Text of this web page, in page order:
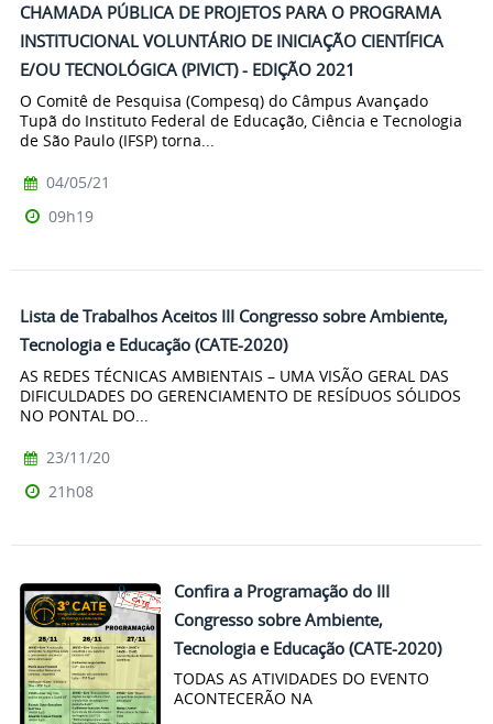
CHAMADA PÚBLICA DE PROJETOS PARA O PROGRAMA
INSTITUCIONAL VOLUNTÁRIO DE INICIAÇÃO CIENTÍFICA
E/OU TECNOLÓGICA (PIVICT) - EDIÇÃO 2021
O Comitê de Pesquisa (Compesq) do Câmpus Avançado
Tupã do Instituto Federal de Educação, Ciência e Tecnologia
de São Paulo (IFSP) torna...
04/05/21
09h19
Lista de Trabalhos Aceitos III Congresso sobre Ambiente,
Tecnologia e Educação (CATE-2020)
AS REDES TÉCNICAS AMBIENTAIS – UMA VISÃO GERAL DAS
DIFICULDADES DO GERENCIAMENTO DE RESÍDUOS SÓLIDOS
NO PONTAL DO...
23/11/20
21h08
Confira a Programação do III
Congresso sobre Ambiente,
Tecnologia e Educação (CATE-2020)
TODAS AS ATIVIDADES DO EVENTO
ACONTECERÃO NA